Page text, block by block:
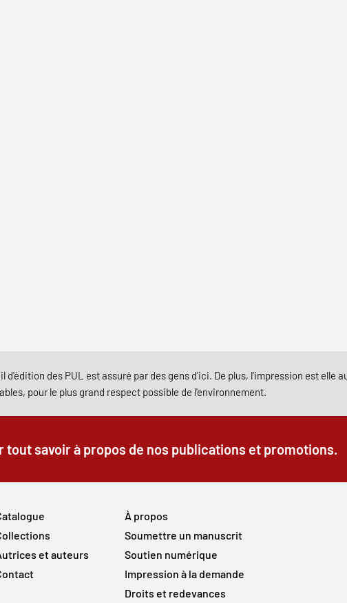
d'édition des PUL est assuré par des gens d'ici. De plus, l'impression est elle
pour le plus grand respect possible de l'environnement.
tout savoir à propos de nos publications et promotions.
et auteurs
À propos
Soumettre un manuscrit
Soutien numérique
Impression à la demande
Droits et redevances